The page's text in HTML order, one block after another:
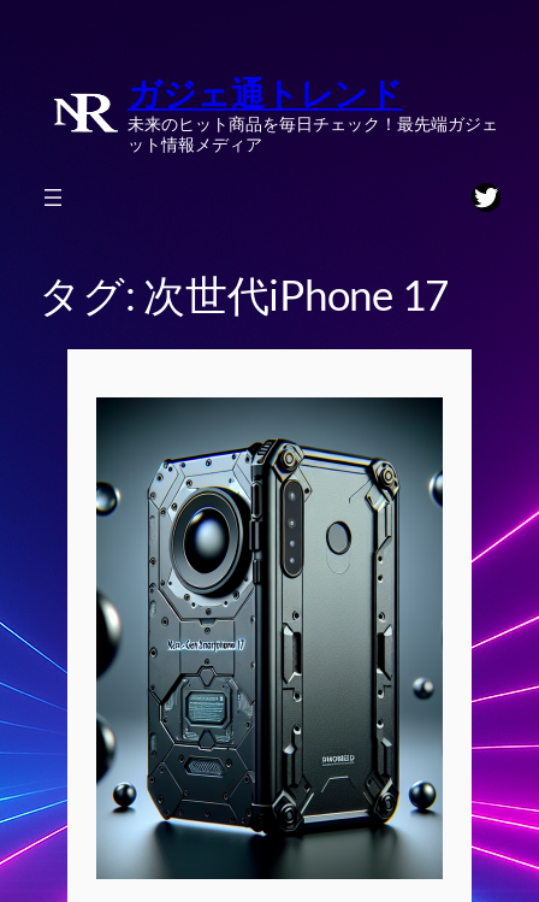
ガジェ通トレンド
未来のヒット商品を毎日チェック！最先端ガジェ
ット情報メディア
タグ: 次世代iPhone 17